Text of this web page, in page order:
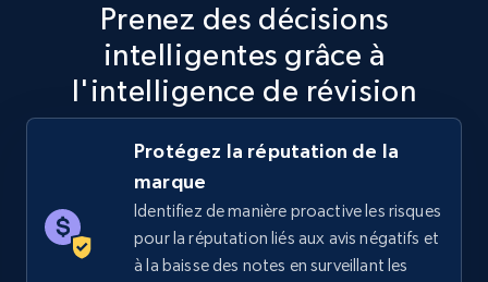
Specifications, Image urls, Top reviews, and
875+
TikTok Shop
URL, Title, Available, Description, Currency, Initial
price, Final price, Discount percent, and more.
Prenez des décisions
intelligentes grâce à
l'intelligence de révision
Protégez la réputation de la
marque
Identifiez de manière proactive les risques
pour la réputation liés aux avis négatifs et
à la baisse des notes en surveillant les